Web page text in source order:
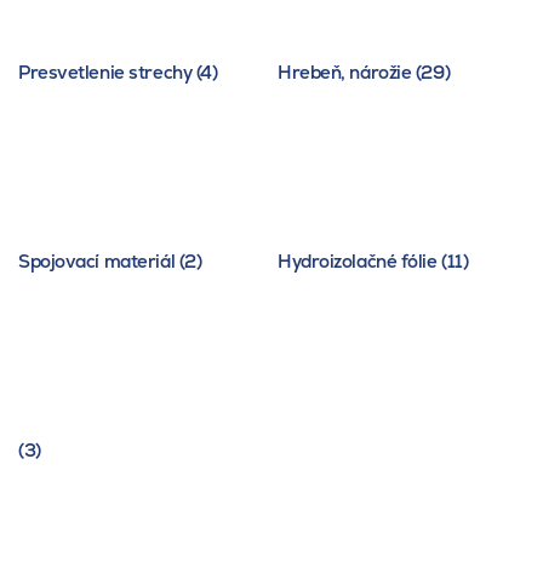
Presvetlenie strechy (4) Hrebeň, nárožie (29)
Spojovací materiál (2) Hydroizolačné fólie (11)
(3)